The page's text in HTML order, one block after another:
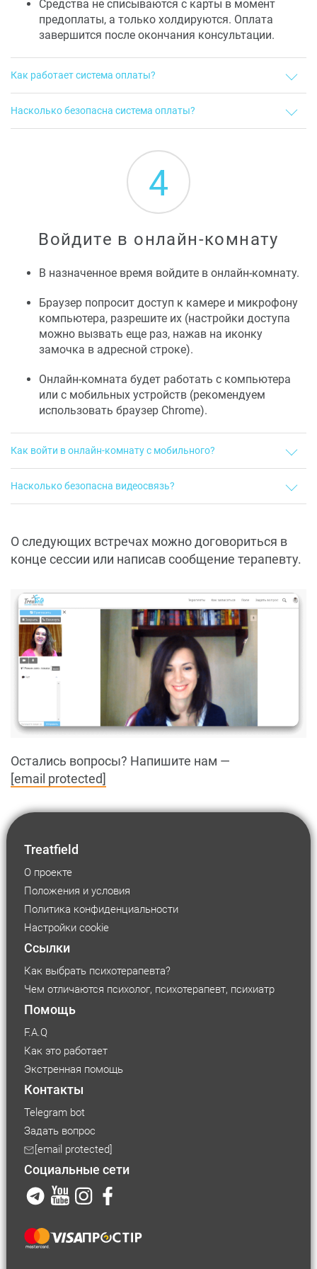
Средства не списываются с карты в момент
предоплаты, а только холдируются. Оплата
завершится после окончания консультации.
Как работает система оплаты?
часов, поэтому постарайтесь не оплачивать сессию в
последний момент. Когда вы вносите оплату, средства не
системе. Если сессия состоится (или вы пропустите ее без
предупреждения) - деньги спишутся. Если сессия не состоится
по вине терапевта - мы вернем средства.
Начиная со второй сессии, вы сможете оплачивать несколько
Насколько безопасна система оплаты?
сервиса и не имеет доступа к реквизитам вашей карты.
Подробнее о нашем платежном решении можно прочитать
4
Войдите в онлайн-комнату
В назначенное время войдите в онлайн-комнату.
Браузер попросит доступ к камере и микрофону
компьютера, разрешите их (настройки доступа
можно вызвать еще раз, нажав на иконку
замочка в адресной строке).
Онлайн-комната будет работать с компьютера
или с мобильных устройств (рекомендуем
использовать браузер Chrome).
Как войти в онлайн-комнату с мобильного?
браузер Chrome. Авторизуйтесь, откройте список сессий и
нажмите кнопку онлайн-комнаты. Если сессия назначена и
Насколько безопасна видеосвязь?
принципу peer-to-peer соединения. Это значит, что ваш браузер
или телефон связывается с браузером или телефоном
терапевта напрямую, видео- и аудиоданные не проходят через
О следующих встречах можно договориться в
конце сессии или написав сообщение терапевту.
Остались вопросы? Напишите нам —
[email protected]
Treatfield
О проекте
Положения и условия
Политика конфиденциальности
Настройки cookie
Ссылки
Как выбрать психотерапевта?
Чем отличаются психолог, психотерапевт, психиатр
Помощь
F.A.Q
Как это работает
Экстренная помощь
Контакты
Telegram bot
Задать вопрос
[email protected]
Социальные сети